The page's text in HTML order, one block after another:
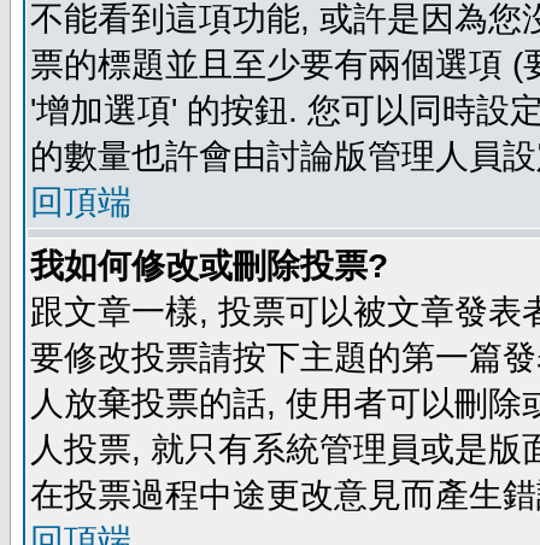
不能看到這項功能, 或許是因為
票的標題並且至少要有兩個選項
'增加選項' 的按鈕. 您可以同時設
的數量也許會由討論版管理人員
回頂端
我如何修改或刪除投票?
跟文章一樣, 投票可以被文章發
要修改投票請按下主題的第一篇
人放棄投票的話, 使用者可以刪
人投票, 就只有系統管理員或是
在投票過程中途更改意見而產生